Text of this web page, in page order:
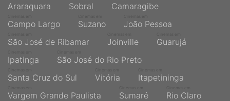
Araraquara Sobral Camaragibe
Campo Largo Suzano João Pessoa
São José de Ribamar Joinville Guarujá
Ipatinga São José do Rio Preto
Santa Cruz do Sul Vitória Itapetininga
Vargem Grande Paulista Sumaré Rio Claro